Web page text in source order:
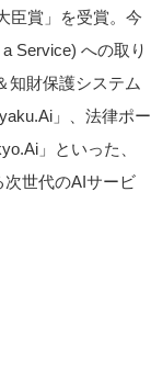
臣賞」を受賞。今
Service) への取り
知財保護システム
」、法律ポー
」といった、
世代のAIサービ